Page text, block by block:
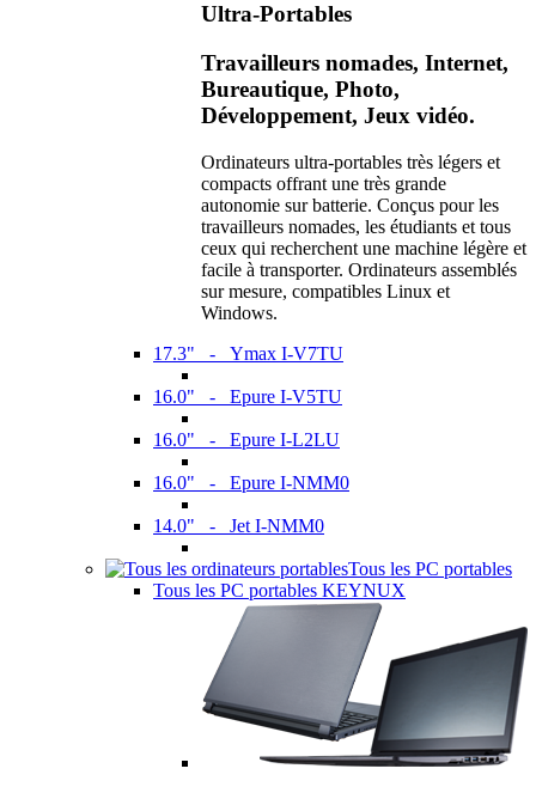
Ultra-Portables
Travailleurs nomades, Internet,
Bureautique, Photo,
Développement, Jeux vidéo.
Ordinateurs ultra-portables très légers et
compacts offrant une très grande
autonomie sur batterie. Conçus pour les
travailleurs nomades, les étudiants et tous
ceux qui recherchent une machine légère et
facile à transporter. Ordinateurs assemblés
sur mesure, compatibles Linux et
Windows.
17.3" - Ymax I-V7TU
16.0" - Epure I-V5TU
16.0" - Epure I-L2LU
16.0" - Epure I-NMM0
14.0" - Jet I-NMM0
Tous les PC portables
Tous les PC portables KEYNUX